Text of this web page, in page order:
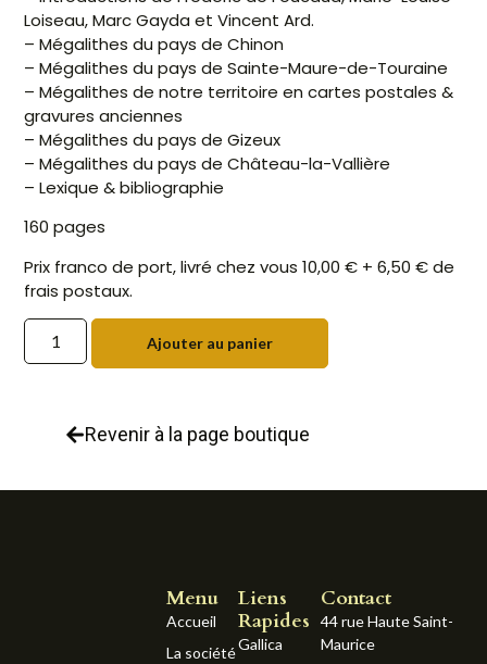
Loiseau, Marc Gayda et Vincent Ard.
– Mégalithes du pays de Chinon
– Mégalithes du pays de Sainte-Maure-de-Touraine
– Mégalithes de notre territoire en cartes postales &
gravures anciennes
– Mégalithes du pays de Gizeux
– Mégalithes du pays de Château-la-Vallière
– Lexique & bibliographie
160 pages
Prix franco de port, livré chez vous 10,00 € + 6,50 € de
frais postaux.
Ajouter au panier
Revenir à la page boutique
Liens
Rapides
Gallica
Menu
Accueil
La société
Contact
44 rue Haute Saint-
Maurice